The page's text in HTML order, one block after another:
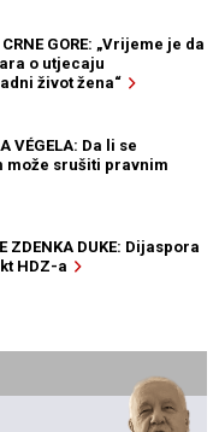
GORE: „Vrijeme je da
o utjecaju
život žena“
VÉGELA: Da li se
može srušiti pravnim
ZDENKA DUKE: Dijaspora
HDZ-a